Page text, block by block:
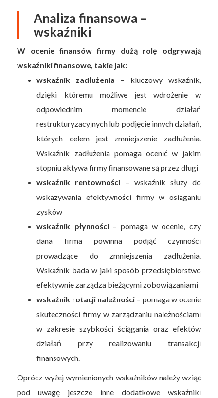
Analiza finansowa –
wskaźniki
W ocenie finansów firmy dużą rolę odgrywają
wskaźniki finansowe, takie jak:
wskaźnik zadłużenia – kluczowy wskaźnik,
dzięki któremu możliwe jest wdrożenie w
odpowiednim momencie działań
restrukturyzacyjnych lub podjęcie innych działań,
których celem jest zmniejszenie zadłużenia.
Wskaźnik zadłużenia pomaga ocenić w jakim
stopniu aktywa firmy finansowane są przez długi
wskaźnik rentowności – wskaźnik służy do
wskazywania efektywności firmy w osiąganiu
zysków
wskaźnik płynności– pomaga w ocenie, czy
dana firma powinna podjąć czynności
prowadzące do zmniejszenia zadłużenia.
Wskaźnik bada w jaki sposób przedsiębiorstwo
efektywnie zarządza bieżącymi zobowiązaniami
wskaźnik rotacji należności – pomaga w ocenie
skuteczności firmy w zarządzaniu należnościami
w zakresie szybkości ściągania oraz efektów
działań przy realizowaniu transakcji
finansowych.
Oprócz wyżej wymienionych wskaźników należy wziąć
pod uwagę jeszcze inne dodatkowe wskaźniki